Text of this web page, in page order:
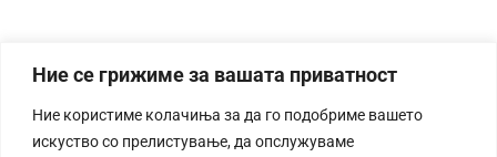
Ние се грижиме за вашата приватност
Ние користиме колачиња за да го подобриме вашето
искуство со прелистување, да опслужуваме